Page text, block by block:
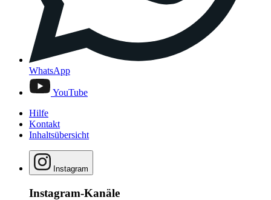
WhatsApp
YouTube
Hilfe
Kontakt
Inhaltsübersicht
Instagram
Instagram-Kanäle